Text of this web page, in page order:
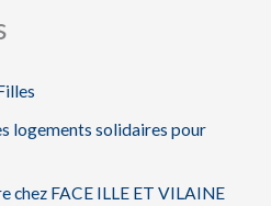
logements solidaires pour
chez FACE ILLE ET VILAINE